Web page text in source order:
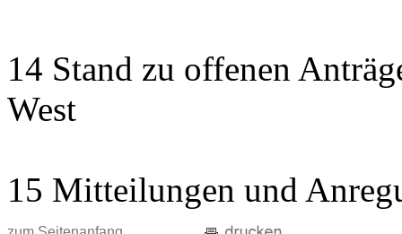
14 Stand zu offenen
West
15 Mitteilungen und